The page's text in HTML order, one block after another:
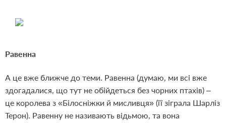
Равенна
А це вже ближче до теми. Равенна (думаю, ми всі вже
здогадалися, що тут не обійдеться без чорних птахів) –
це королева з «Білосніжки й мисливця» (її зіграла Шарліз
Терон). Равенну не називають відьмою, та вона